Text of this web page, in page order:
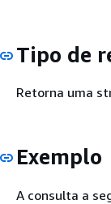
Tipo de
Retorna uma
Exemplo
A consulta a